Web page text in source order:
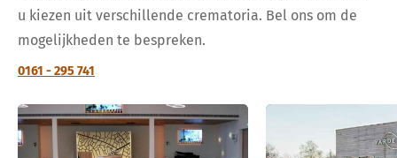
u kiezen uit verschillende crematoria. Bel ons om de
mogelijkheden te bespreken.
0161 - 295 741